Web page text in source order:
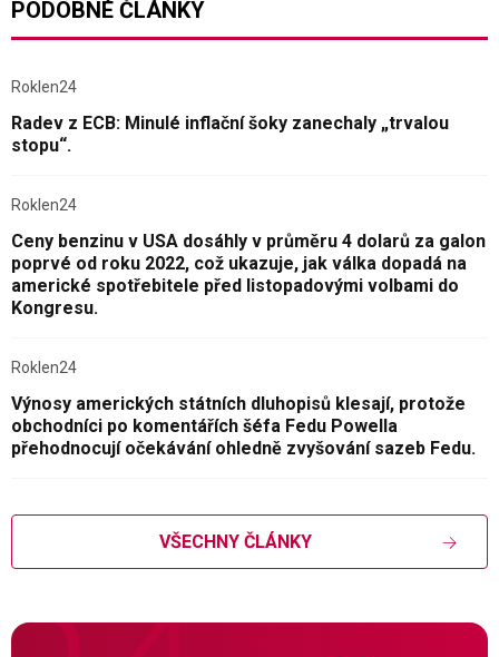
PODOBNÉ ČLÁNKY
Roklen24
Radev z ECB: Minulé inflační šoky zanechaly „trvalou
stopu“.
Roklen24
Ceny benzinu v USA dosáhly v průměru 4 dolarů za galon
poprvé od roku 2022, což ukazuje, jak válka dopadá na
americké spotřebitele před listopadovými volbami do
Kongresu.
Roklen24
Výnosy amerických státních dluhopisů klesají, protože
obchodníci po komentářích šéfa Fedu Powella
přehodnocují očekávání ohledně zvyšování sazeb Fedu.
VŠECHNY ČLÁNKY